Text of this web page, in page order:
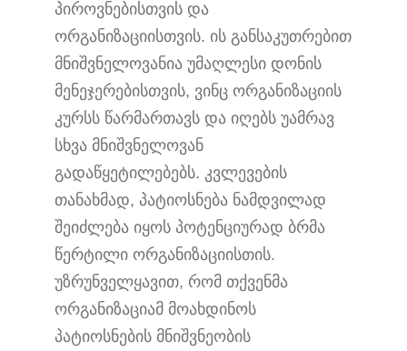
პიროვნებისთვის და
ორგანიზაციისთვის. ის განსაკუთრებით
მნიშვნელოვანია უმაღლესი დონის
მენეჯერებისთვის, ვინც ორგანიზაციის
კურსს წარმართავს და იღებს უამრავ
სხვა მნიშვნელოვან
გადაწყეტილებებს. კვლევების
თანახმად, პატიოსნება ნამდვილად
შეიძლება იყოს პოტენციურად ბრმა
წერტილი ორგანიზაციისთის.
უზრუნველყავით, რომ თქვენმა
ორგანიზაციამ მოახდინოს
პატიოსნების მნიშვნეობის